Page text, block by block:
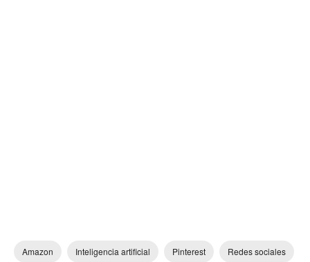
Amazon Inteligencia artificial Pinterest Redes sociales